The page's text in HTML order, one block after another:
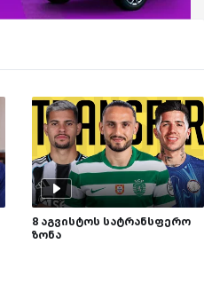
8 აგვისტოს სატრანსფერო
ზონა